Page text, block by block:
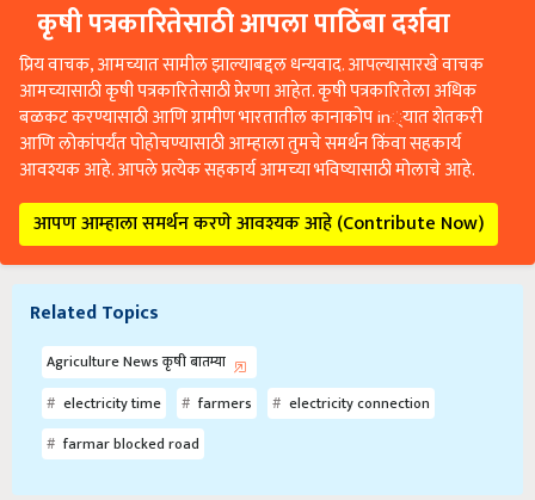
कृषी पत्रकारितेसाठी आपला पाठिंबा दर्शवा
प्रिय वाचक, आमच्यात सामील झाल्याबद्दल धन्यवाद. आपल्यासारखे वाचक
आमच्यासाठी कृषी पत्रकारितेसाठी प्रेरणा आहेत. कृषी पत्रकारितेला अधिक
बळकट करण्यासाठी आणि ग्रामीण भारतातील कानाकोप in्यात शेतकरी
आणि लोकांपर्यंत पोहोचण्यासाठी आम्हाला तुमचे समर्थन किंवा सहकार्य
आवश्यक आहे. आपले प्रत्येक सहकार्य आमच्या भविष्यासाठी मोलाचे आहे.
आपण आम्हाला समर्थन करणे आवश्यक आहे (Contribute Now)
Related Topics
Agriculture News कृषी बातम्या
electricity time
farmers
electricity connection
farmar blocked road